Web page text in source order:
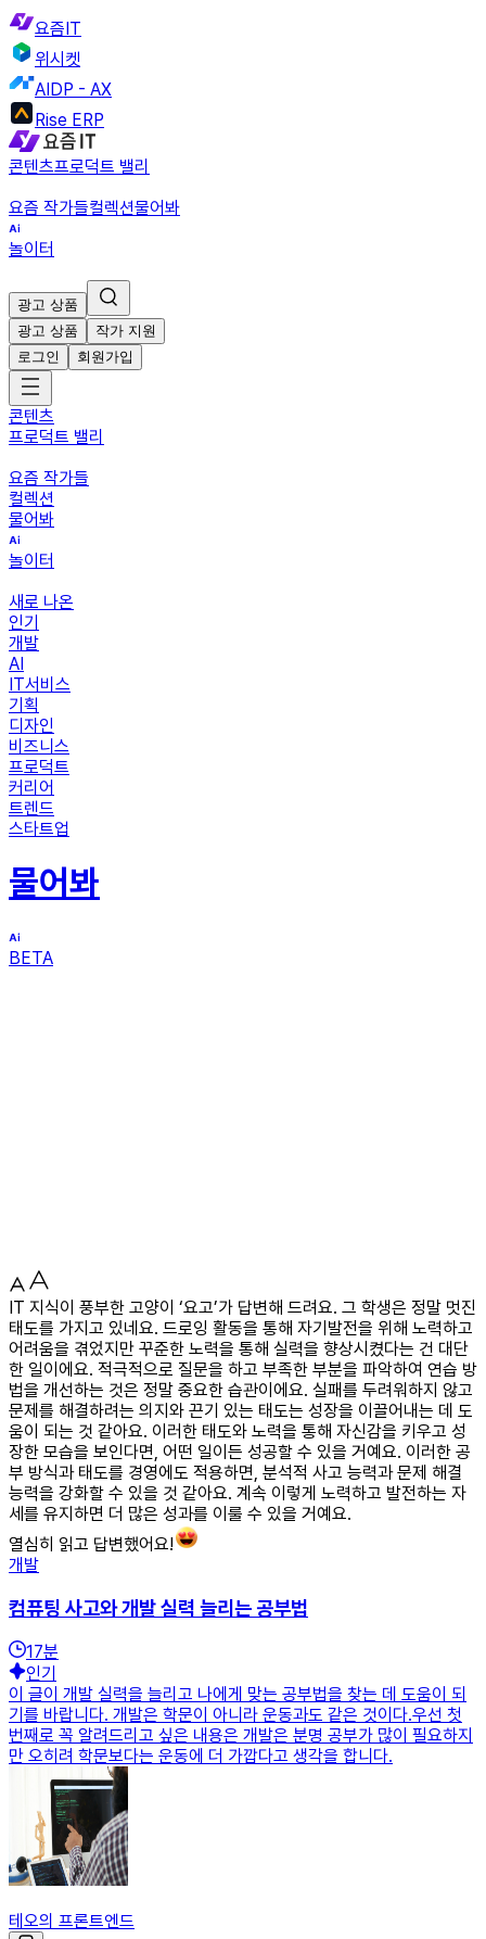
요즘IT
위시켓
AIDP - AX
Rise ERP
콘텐츠프로덕트 밸리
요즘 작가들컬렉션물어봐
놀이터
광고 상품
광고 상품
작가 지원
로그인
회원가입
콘텐츠
프로덕트 밸리
요즘 작가들
컬렉션
물어봐
놀이터
새로 나온
인기
개발
AI
IT서비스
기획
디자인
비즈니스
프로덕트
커리어
트렌드
스타트업
물어봐
BETA
IT 지식이 풍부한 고양이 ‘요고’가 답변해 드려요. 그 학생은 정말 멋진
태도를 가지고 있네요. 드로잉 활동을 통해 자기발전을 위해 노력하고
어려움을 겪었지만 꾸준한 노력을 통해 실력을 향상시켰다는 건 대단
한 일이에요. 적극적으로 질문을 하고 부족한 부분을 파악하여 연습 방
법을 개선하는 것은 정말 중요한 습관이에요. 실패를 두려워하지 않고
문제를 해결하려는 의지와 끈기 있는 태도는 성장을 이끌어내는 데 도
움이 되는 것 같아요. 이러한 태도와 노력을 통해 자신감을 키우고 성
장한 모습을 보인다면, 어떤 일이든 성공할 수 있을 거예요. 이러한 공
부 방식과 태도를 경영에도 적용하면, 분석적 사고 능력과 문제 해결
능력을 강화할 수 있을 것 같아요. 계속 이렇게 노력하고 발전하는 자
세를 유지하면 더 많은 성과를 이룰 수 있을 거예요.
열심히 읽고 답변했어요!
개발
컴퓨팅 사고와 개발 실력 늘리는 공부법
17분
인기
이 글이 개발 실력을 늘리고 나에게 맞는 공부법을 찾는 데 도움이 되
기를 바랍니다. 개발은 학문이 아니라 운동과도 같은 것이다.우선 첫
번째로 꼭 알려드리고 싶은 내용은 개발은 분명 공부가 많이 필요하지
만 오히려 학문보다는 운동에 더 가깝다고 생각을 합니다.
테오의 프론트엔드